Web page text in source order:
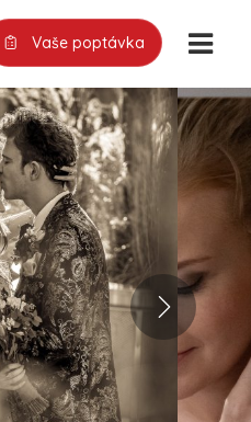
Vaše poptávka